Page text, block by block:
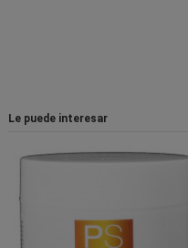
Le puede interesar